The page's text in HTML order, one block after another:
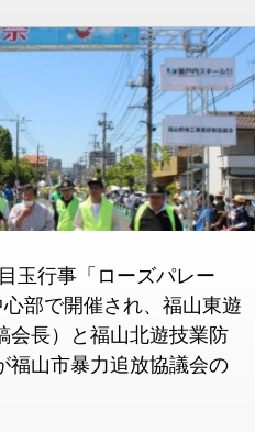
玉行事「ローズパレー
部で開催され、福山東遊
会長）と福山北遊技業防
福山市暴力追放協議会の